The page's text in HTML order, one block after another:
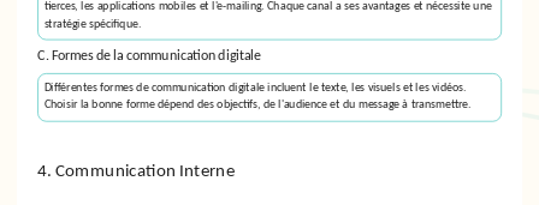
tierces, les applications mobiles et l'e-mailing. Chaque canal a ses avantages et nécessite une
stratégie spécifique.
C. Formes de la communication digitale
Différentes formes de communication digitale incluent le texte, les visuels et les vidéos.
Choisir la bonne forme dépend des objectifs, de l'audience et du message à transmettre.
4. Communication Interne